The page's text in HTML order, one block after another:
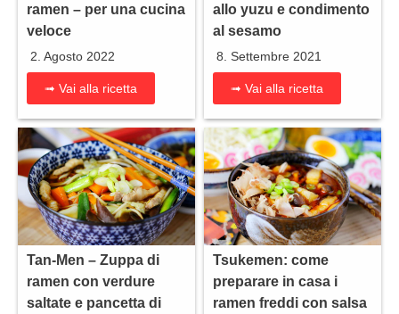
ramen – per una cucina
veloce
2. Agosto 2022
➟ Vai alla ricetta
allo yuzu e condimento
al sesamo
8. Settembre 2021
➟ Vai alla ricetta
Tan-Men – Zuppa di
ramen con verdure
saltate e pancetta di
Tsukemen: come
preparare in casa i
ramen freddi con salsa